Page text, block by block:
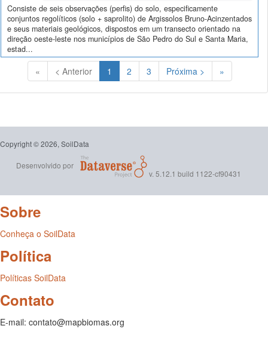
Consiste de seis observações (perfis) do solo, especificamente
conjuntos regolíticos (solo + saprolito) de Argissolos Bruno-Acinzentados
e seus materiais geológicos, dispostos em um transecto orientado na
direção oeste-leste nos municípios de São Pedro do Sul e Santa Maria,
estad...
« < Anterior 1 (Atual)
2 3 Próxima > »
Copyright © 2026, SoilData
Desenvolvido por
v. 5.12.1 build 1122-cf90431
Sobre
Conheça o SoilData
Política
Políticas SoilData
Contato
E-mail: contato@mapbiomas.org